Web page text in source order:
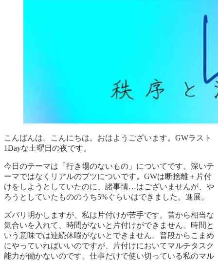
こんばんは。こんにちは。おはようございます。GWラスト
1Dayな土曜日の夜です。
今日のテーマは「行き場のないもの」についてです。深いテ
ーマではなくリアルのブツについです。GWは断捨離＋片付
けをしようとしていたのに、諸事情…はございませんが、や
ろうとしていたもののうち5%ぐらいはできました。進展。
ズバリ明かしますが、私は片付けが苦手です。昔から相当な
気合いを入れて、時間がないと片付けができません。時間と
いう意味では連続休暇がないとできません。普段からこまめ
にやっていればいいのですが、片付けにおいてマルチタスク
能力が働かないのです。仕事だけで使い切っている私のマル